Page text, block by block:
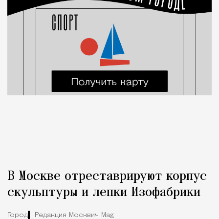
В Москве отреставрируют корпус
скульптуры и лепки Изофабрики
Город Редакция Москвич Mag